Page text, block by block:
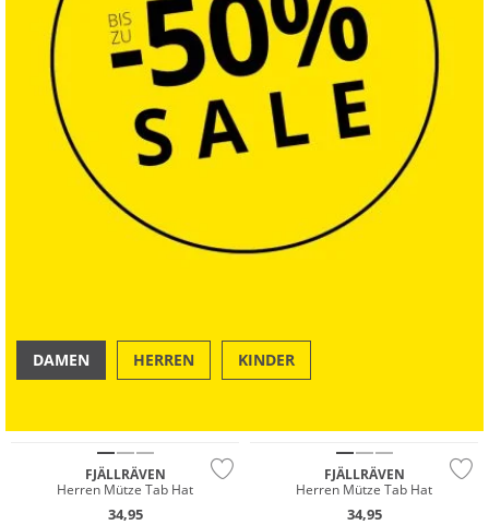
DAMEN HERREN KINDER
FJÄLLRÄVEN
Herren Mütze Tab Hat
34,95
FJÄLLRÄVEN
Herren Mütze Tab Hat
34,95